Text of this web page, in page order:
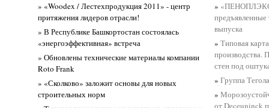
» «Woodex / Лестехпродукция 2011» - центр
притяжения лидеров отрасли!
» В Республике Башкортостан состоялась
«энергоэффективная» встреча
» Обновлены технические материалы компании
Roto Frank
» «Сколково» заложит основы для новых
строительных норм
» «ПЕНОПЛЭКС
предъявленные
выпуска
»Типовая
производства.
стен под
»Группа
»
от Deceuninck